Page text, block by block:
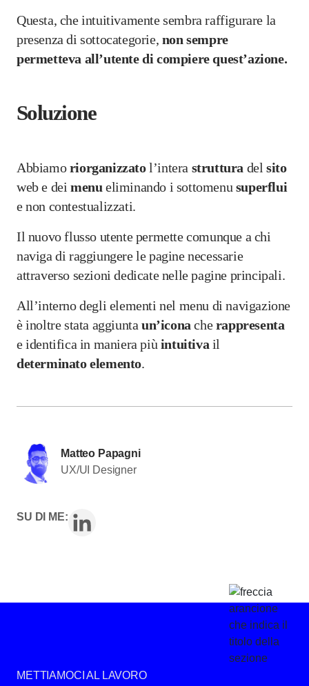
Questa, che intuitivamente sembra raffigurare la
presenza di sottocategorie, non sempre
permetteva all’utente di compiere quest’azione.
Soluzione
Abbiamoriorganizzatol’intera struttura delsito
web e dei menu eliminando i sottomenu superflui
e non contestualizzati.
Il nuovo flusso utente permette comunque a chi
naviga di raggiungere le pagine necessarie
attraverso sezioni dedicate nelle pagine principali.
All’interno degli elementi nel menu di navigazione
è inoltre stata aggiuntaun’icona cherappresenta
e identifica in maniera più intuitiva il
determinato elemento.
Matteo Papagni
UX/UI Designer
SU DI ME:
METTIAMOCI AL LAVORO